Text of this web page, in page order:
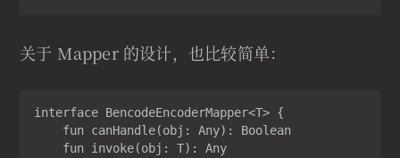
关于 Mapper 的设计，也比较简单：
interface BencodeEncoderMapper<T> {
    fun canHandle(obj: Any): Boolean
    fun invoke(obj: T): Any